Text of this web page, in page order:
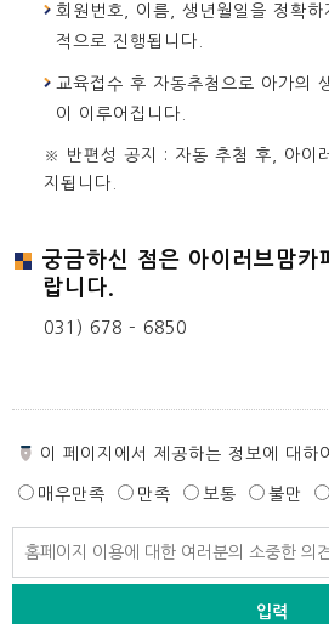
회원번호, 이름, 생년월일을 정확
적으로 진행됩니다.
교육접수 후 자동추첨으로 아가의
이 이루어집니다.
※ 반편성 공지 : 자동 추첨 후, 아이
지됩니다.
궁금하신 점은 아이러브맘카
랍니다.
031) 678 – 6850
페
이
족
이 페이지에서 제공하는 정보에 대하
매우만족 만족 보통 불만